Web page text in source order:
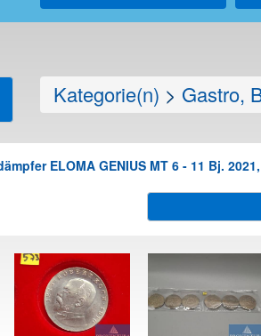
Kategorie(n) > Gastro,
ELOMA GENIUS MT 6 - 11 Bj.